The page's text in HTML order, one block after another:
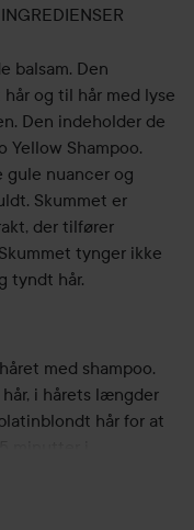
INGREDIENSER
balsam. Den
og til hår med lyse
Den indeholder de
Yellow Shampoo.
gule nuancer og
Skummet er
der tilfører
tynger ikke
tyndt hår.
med shampoo.
i hårets længder
hår for at
hårfarven.